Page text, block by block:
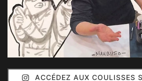
ACCÉDEZ AUX COULISSES